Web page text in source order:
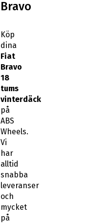
Bravo
Köp
dina
Fiat
Bravo
18
tums
vinterdäck
på
ABS
Wheels.
Vi
har
alltid
snabba
leveranser
och
mycket
på